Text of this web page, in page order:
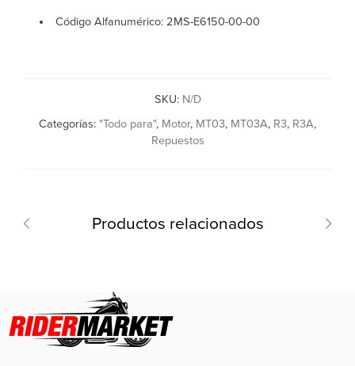
Código Alfanumérico: 2MS-E6150-00-00
SKU: N/D
Categorías: "Todo para", Motor, MT03, MT03A, R3, R3A,
Repuestos
Productos relacionados